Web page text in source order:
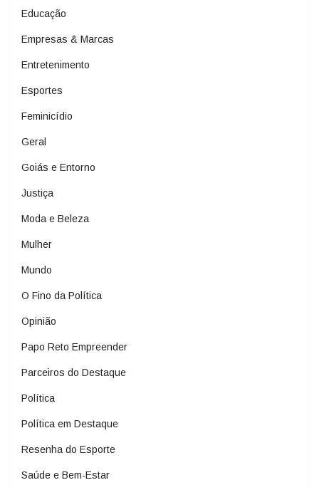
Educação
Empresas & Marcas
Entretenimento
Esportes
Feminicídio
Geral
Goiás e Entorno
Justiça
Moda e Beleza
Mulher
Mundo
O Fino da Política
Opinião
Papo Reto Empreender
Parceiros do Destaque
Política
Política em Destaque
Resenha do Esporte
Saúde e Bem-Estar